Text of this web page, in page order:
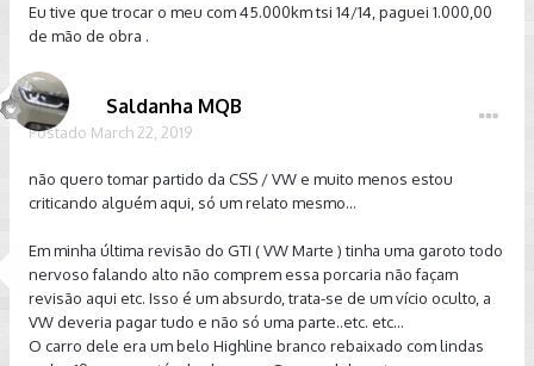
Eu tive que trocar o meu com 45.000km tsi 14/14, paguei 1.000,00
de mão de obra .
Saldanha MQB
Postado March 22, 2019
não quero tomar partido da CSS / VW e muito menos estou
criticando alguém aqui, só um relato mesmo...
Em minha última revisão do GTI ( VW Marte ) tinha uma garoto todo
nervoso falando alto não comprem essa porcaria não façam
revisão aqui etc. Isso é um absurdo, trata-se de um vício oculto, a
VW deveria pagar tudo e não só uma parte..etc. etc...
O carro dele era um belo Highline branco rebaixado com lindas